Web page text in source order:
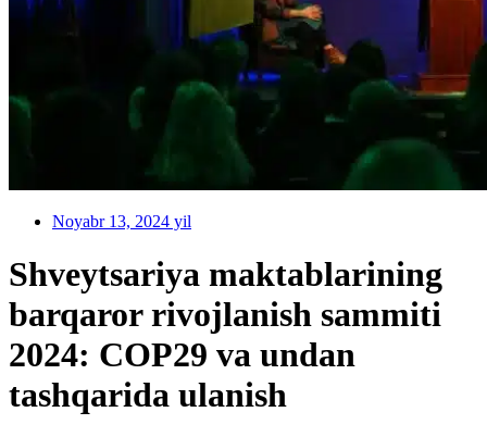
Noyabr 13, 2024 yil
Shveytsariya maktablarining
barqaror rivojlanish sammiti
2024: COP29 va undan
tashqarida ulanish